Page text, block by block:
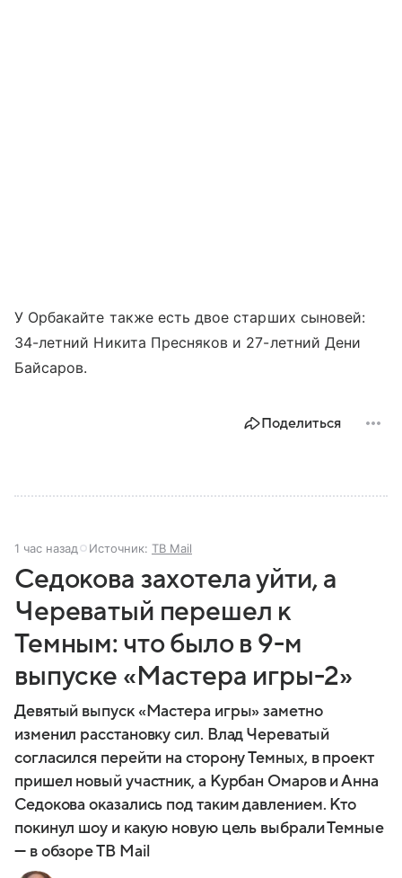
У Орбакайте также есть двое старших сыновей:
34-летний Никита Пресняков и 27-летний Дени
Байсаров.
Поделиться
1 час назад Источник: ТВ Mail
Седокова захотела уйти, а
Череватый перешел к
Темным: что было в 9-м
выпуске «Мастера игры-2»
Девятый выпуск «Мастера игры» заметно
изменил расстановку сил. Влад Череватый
согласился перейти на сторону Темных, в проект
пришел новый участник, а Курбан Омаров и Анна
Седокова оказались под таким давлением. Кто
покинул шоу и какую новую цель выбрали Темные
— в обзоре ТВ Mail